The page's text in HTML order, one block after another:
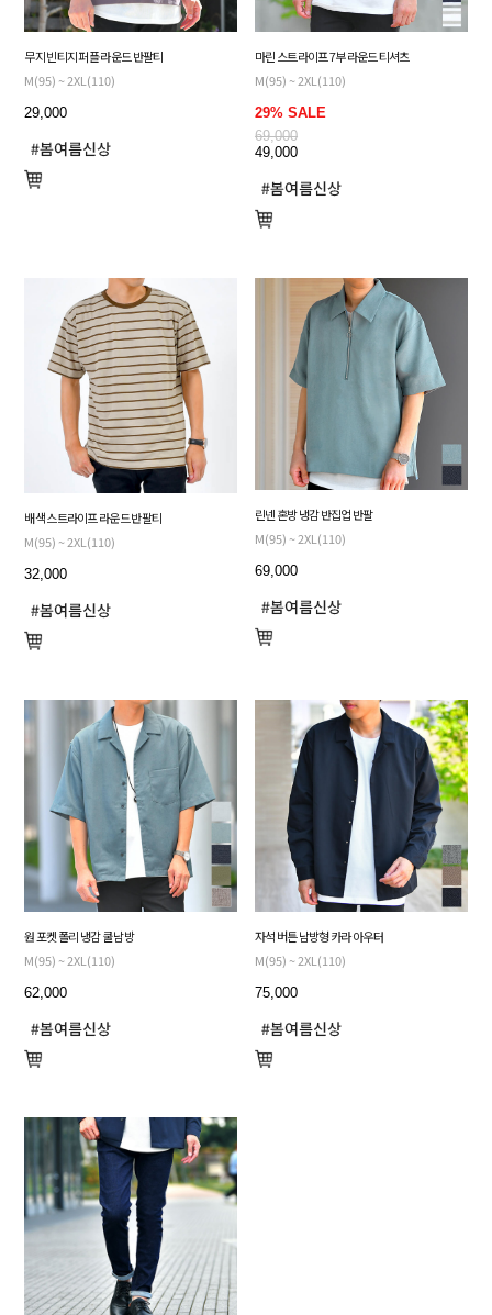
무지 빈티지 퍼플 라운드 반팔티
M(95) ~ 2XL(110)
29,000
마린 스트라이프 7부 라운드 티셔츠
M(95) ~ 2XL(110)
29% SALE
69,000
49,000
배색 스트라이프 라운드 반팔티
M(95) ~ 2XL(110)
32,000
린넨 혼방 냉감 반집업 반팔
M(95) ~ 2XL(110)
69,000
원 포켓 폴리 냉감 쿨 남방
M(95) ~ 2XL(110)
62,000
자석 버튼 남방형 카라 아우터
M(95) ~ 2XL(110)
75,000